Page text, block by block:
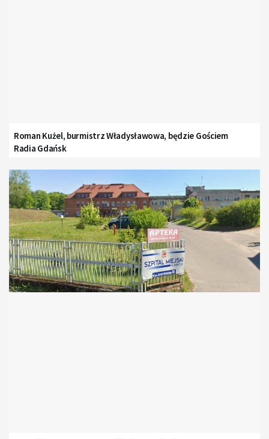
Roman Kużel, burmistrz Władysławowa, będzie Gościem
Radia Gdańsk